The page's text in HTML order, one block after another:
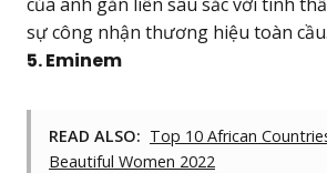
sự công nhận thương hiệu toàn cầu.
5. Eminem
READ ALSO: Top 10 African
Beautiful Women 2022